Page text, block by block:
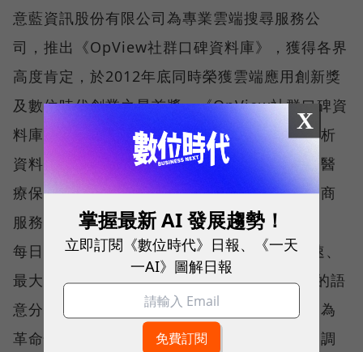
意藍資訊股份有限公司為專業雲端搜尋服務公
司，推出《OpView社群口碑資料庫》，獲得各界
高度肯定，於2012年底同時榮獲雲端應用創新獎
及數位時代創業之星首獎。《OpView社群口碑資
料庫》擁有全台灣最完整的網路口碑監測與分析
資料，涵蓋消費電子、食品餐飲、旅遊娛樂、醫
療保健、電信金融、影視文化、通路零售、工商
服務等多項產業。
每日即時搜尋超過5000個網站頻道，以最快速、
最大量的搜尋技術蒐集網路資訊; 並採用先進的語
意分析技術，匯集眾多的社群口碑予以分析，為
革命性的進步。較傳統市場分析方法，如問卷調
X
掌握最新 AI 發展趨勢！
立即訂閱《數位時代》日報、《一天
一AI》圖解日報